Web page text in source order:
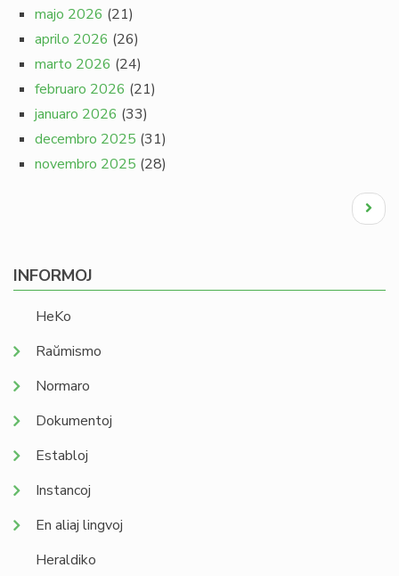
majo 2026 (21)
aprilo 2026 (26)
marto 2026 (24)
februaro 2026 (21)
januaro 2026 (33)
decembro 2025 (31)
novembro 2025 (28)
Next
page
INFORMOJ
HeKo
Raŭmismo
Normaro
Dokumentoj
Establoj
Instancoj
En aliaj lingvoj
Heraldiko